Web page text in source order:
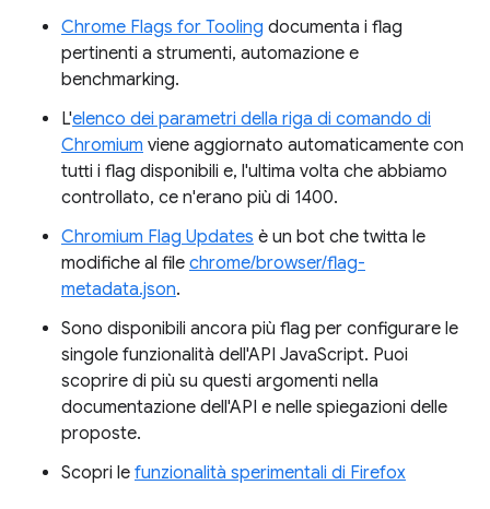
Chrome Flags for Tooling documenta i flag
pertinenti a strumenti, automazione e
benchmarking.
L'elenco dei parametri della riga di comando di
Chromium viene aggiornato automaticamente con
tutti i flag disponibili e, l'ultima volta che abbiamo
controllato, ce n'erano più di 1400.
Chromium Flag Updates è un bot che twitta le
modifiche al file chrome/browser/flag-
metadata.json.
Sono disponibili ancora più flag per configurare le
singole funzionalità dell'API JavaScript. Puoi
scoprire di più su questi argomenti nella
documentazione dell'API e nelle spiegazioni delle
proposte.
Scopri le funzionalità sperimentali di Firefox